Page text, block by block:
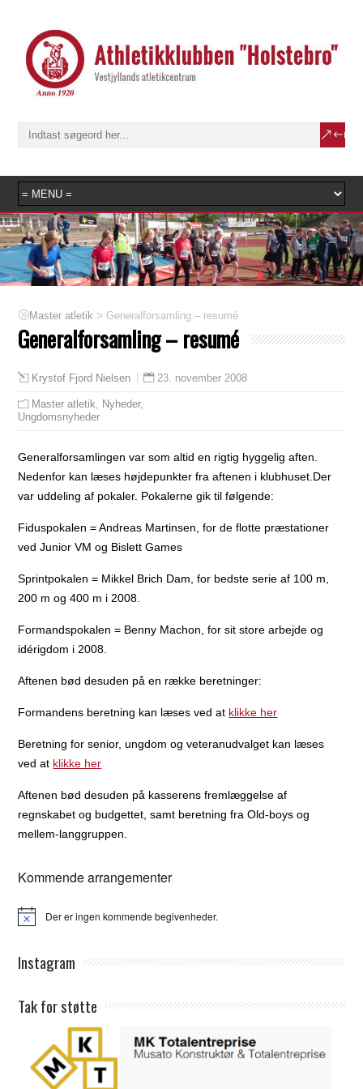
Master atletik > Generalforsamling – resumé
Generalforsamling – resumé
Krystof Fjord Nielsen 23. november 2008
Master atletik Nyheder,
Ungdomsnyheder
Generalforsamlingen var som altid en rigtig hyggelig aften.
Nedenfor kan læses højdepunkter fra aftenen i klubhuset. Der
var uddeling af pokaler. Pokalerne gik til følgende:
Fiduspokalen = Andreas Martinsen, for de flotte præstationer
ved Junior VM og Bislett Games
Sprintpokalen = Mikkel Brich Dam, for bedste serie af 100 m,
200 m og 400 m i 2008.
Formandspokalen = Benny Machon, for sit store arbejde og
idérigdom i 2008.
Aftenen bød desuden på en række beretninger:
Formandens beretning kan læses ved at klikke her
Beretning for senior, ungdom og veteranudvalget kan læses
ved at klikke her
Aftenen bød desuden på kasserens fremlæggelse af
regnskabet og budgettet, samt beretning fra Old-boys og
mellem-langgruppen.
Kommende arrangementer
Notice Der er ingen kommende begivenheder.
Instagram
Tak for støtte